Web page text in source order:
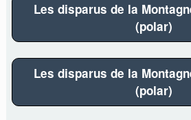
Les disparus de la
(polar)
Les disparus de la
(polar)